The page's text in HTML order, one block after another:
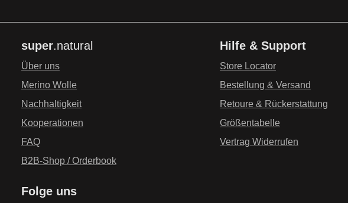
Folge uns
super.natural
Über uns
Merino Wolle
Nachhaltigkeit
Kooperationen
FAQ
B2B-Shop / Orderbook
Hilfe & Support
Store Locator
Bestellung & Versand
Retoure & Rückerstattung
Größentabelle
Vertrag Widerrufen